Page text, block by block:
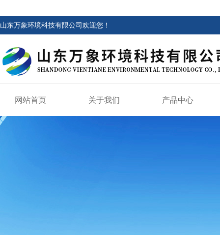
山东万象环境科技有限公司欢迎您！
网站首页 关于我们 产品中心